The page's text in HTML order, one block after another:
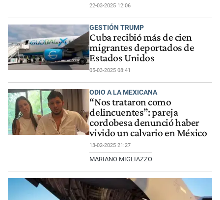
22-03-2025 12:06
GESTIÓN TRUMP
Cuba recibió más de cien
migrantes deportados de
Estados Unidos
05-03-2025 08:41
ODIO A LA MEXICANA
“Nos trataron como
delincuentes”: pareja
cordobesa denunció haber
vivido un calvario en México
13-02-2025 21:27
MARIANO MIGLIAZZO